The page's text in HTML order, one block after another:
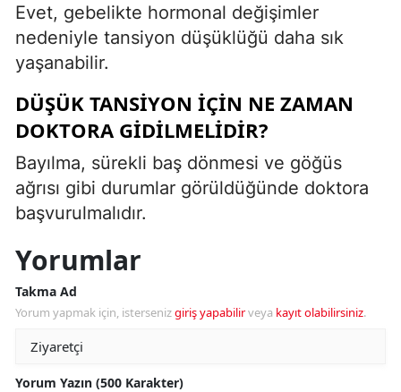
Evet, gebelikte hormonal değişimler
nedeniyle tansiyon düşüklüğü daha sık
yaşanabilir.
DÜŞÜK TANSIYON IÇIN NE ZAMAN
DOKTORA GIDILMELIDIR?
Bayılma, sürekli baş dönmesi ve göğüs
ağrısı gibi durumlar görüldüğünde doktora
başvurulmalıdır.
Yorumlar
Takma Ad
Yorum yapmak için, istersenizgiriş yapabilirveya kayıt olabilirsiniz.
Yorum Yazın (500 Karakter)